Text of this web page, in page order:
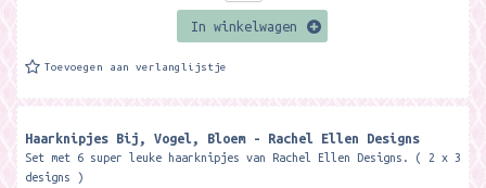
In winkelwagen
Toevoegen aan verlanglijstje
Haarknipjes Bij, Vogel, Bloem - Rachel Ellen Designs
Set met 6 super leuke haarknipjes van Rachel Ellen Designs. ( 2 x 3
designs )